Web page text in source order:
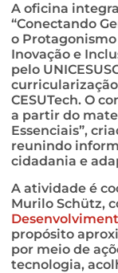
A oficina
“Conectando
o
Inovação e
pelo
CESUTech. O
a partir do
Essenciais”,
reunindo
cidadania e
A atividade é
Murilo Schütz,
propósito
por meio de
tecnologia,